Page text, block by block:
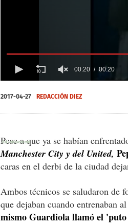
seconds
of
00:20 00:20
2017-04-27 REDACCIÓN DIEZ
Pese a que ya se habían
Manchester City y del United,
caras en el derbi de la ciudad
Ambos técnicos se saludaron de
que dejaban cuando entrenaban
mismo Guardiola llamó el